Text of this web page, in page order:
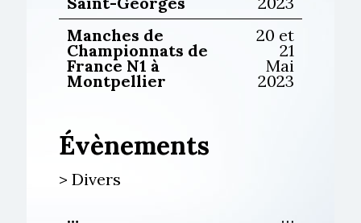
Manches de
Championnats de
France N1 à
Montpellier
20 et
21
Mai
2023
Évènements
> Divers
…
…